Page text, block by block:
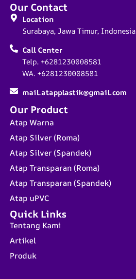
Quick Links
Tentang Kami
Artikel
Produk
Our Product
Atap Warna
Atap Silver (Roma)
Atap Silver (Spandek)
Atap Transparan (Roma)
Atap Transparan (Spandek)
Atap uPVC
Our Contact
Location
Surabaya, Jawa Timur, Indonesia
Call Center
Telp. +6281230008581
WA. +6281230008581
mail.atapplastik@gmail.com